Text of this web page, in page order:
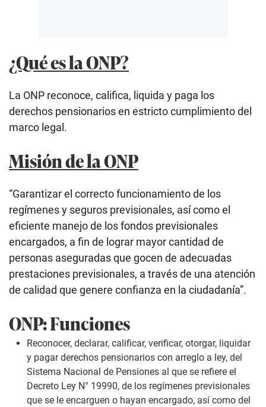
¿Qué es la ONP?
La ONP reconoce, califica, liquida y paga los
derechos pensionarios en estricto cumplimiento del
marco legal.
Misión de la ONP
“Garantizar el correcto funcionamiento de los
regímenes y seguros previsionales, así como el
eficiente manejo de los fondos previsionales
encargados, a fin de lograr mayor cantidad de
personas aseguradas que gocen de adecuadas
prestaciones previsionales, a través de una atención
de calidad que genere confianza en la ciudadanía”.
ONP: Funciones
Reconocer, declarar, calificar, verificar, otorgar, liquidar
y pagar derechos pensionarios con arreglo a ley, del
Sistema Nacional de Pensiones al que se refiere el
Decreto Ley N° 19990, de los regímenes previsionales
que se le encarguen o hayan encargado, así como del